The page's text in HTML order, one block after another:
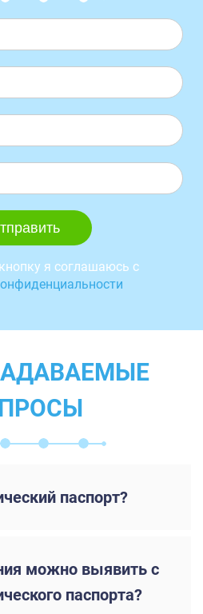
я соглашаюсь с
паспорт?
можно выявить с
паспорта?